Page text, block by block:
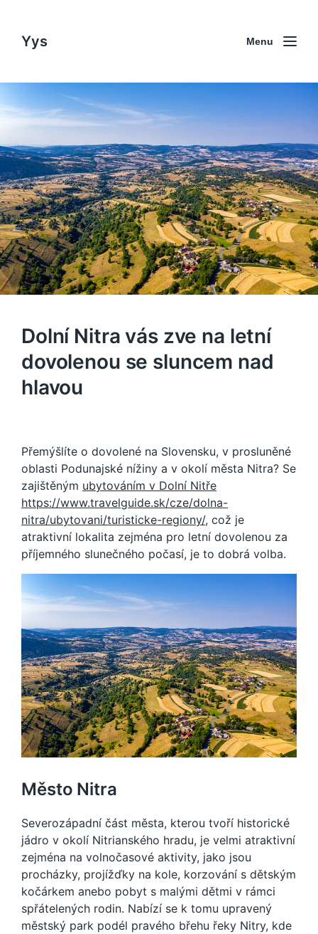
Yys Menu
Dolní Nitra vás zve na letní
dovolenou se sluncem nad
hlavou
Přemýšlíte o dovolené na Slovensku, v prosluněné
oblasti Podunajské nížiny a v okolí města Nitra? Se
zajištěným ubytováním v Dolní Nitře
https://www.travelguide.sk/cze/dolna-
nitra/ubytovani/turisticke-regiony/, což je
atraktivní lokalita zejména pro letní dovolenou za
příjemného slunečného počasí, je to dobrá volba.
Město Nitra
Severozápadní část města, kterou tvoří historické
jádro v okolí Nitrianského hradu, je velmi atraktivní
zejména na volnočasové aktivity, jako jsou
procházky, projížďky na kole, korzování s dětským
kočárkem anebo pobyt s malými dětmi v rámci
spřátelených rodin. Nabízí se k tomu upravený
městský park podél pravého břehu řeky Nitry, kde